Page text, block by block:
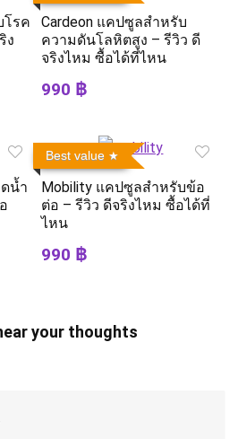
โรค
ง
Cardeon แคปซูลสำหรับ
ความดันโลหิตสูง – รีวิว ดี
จริงไหม ซื้อได้ที่ไหน
990 ฿
น้ำ
Best value
Mobility แคปซูลสำหรับข้อ
ต่อ – รีวิว ดีจริงไหม ซื้อได้ที่
ไหน
990 ฿
your thoughts